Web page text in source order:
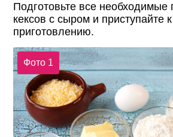
Подготовьте все необходимые
кексов с сыром и приступайте к
приготовлению.
Фото 1